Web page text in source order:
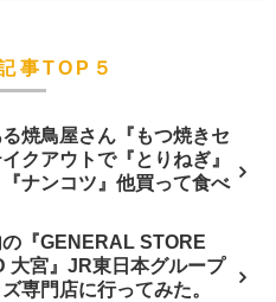
事TOP５
焼鳥屋さん『もつ焼きセ
クアウトで『とりねぎ』
『ナンコツ』他買って食べ
『GENERAL STORE
大宮』JR東日本グループ
専門店に行ってみた。